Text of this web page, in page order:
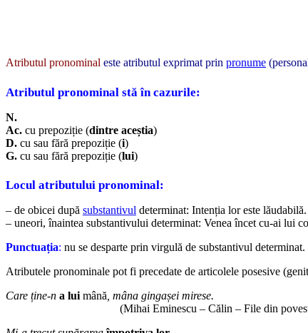
Atributul pronominal este atributul exprimat prin pronume
Atributul pronominal stă în cazurile:
N.
Ac. cu prepoziție (dintre aceștia)
D. cu sau fără prepoziție (i)
G. cu sau fără prepoziție (lui)
Locul atributului pronominal:
– de obicei după substantivul determinat: Intenția lor este lăudabilă.
– uneori, înaintea substantivului determinat: Venea încet cu-ai lui
Punctuația: nu se desparte prin virgulă de substantivul determinat.
Atributele pronominale pot fi precedate de articolele posesive
Care ține-n a lui mână , mâna gingașei mirese.
(Mihai Eminescu – Călin – File din